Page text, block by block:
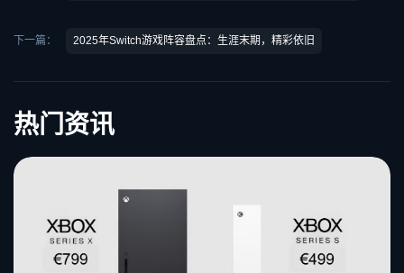
下一篇： 2025年Switch游戏阵容盘点：生涯末期，精彩依旧
热门资讯